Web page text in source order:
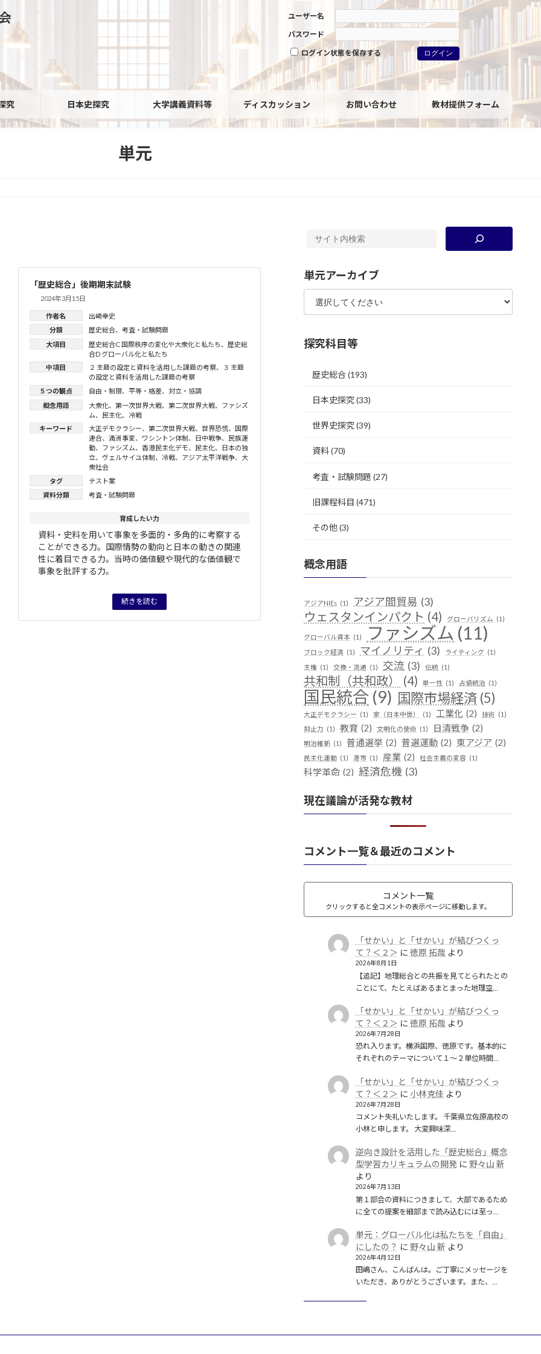
ユーザー名
パスワード
ログイン状態を保存する
究 日本史探究 大学講義資料等 ディスカッション お問い合わせ 教材提供フォーム
単元
「歴史総合」後期期末試験
2024年3月15日
タグ テスト案
作者名 出崎幸史
大項目 歴史総合C 国際秩序の変化や大衆化と私たち、 歴史総
合D グローバル化と私たち
中項目
２ 主題の設定と資料を活用した課題の考察、
３ 主題
の設定と資料を活用した課題の考察
５つの観点
自由・制限、 平等・格差、 対立・協調
概念用語
大衆化、 第一次世界大戦、 第二次世界大戦、 ファシズ
ム、 民主化、 冷戦
キーワード
大正デモクラシー、 第二次世界大戦、 世界恐慌、
国際
連合、 満洲事変、 ワシントン体制 、 日中戦争、
民族運
動、 ファシズム、 香港民主化デモ、 民主化、
日本の独
立、 ヴェルサイユ体制 、 冷戦、 アジア太平洋戦争、 大
衆社会
分類 歴史総合、 考査・試験問題
資料分類 考査・試験問題
続きを読む
育成したい力
資料・史料を用いて事象を多面的・多角的に考察する
ことができる力。国際情勢の動向と日本の動きの関連
性に着目できる力。当時の価値観や現代的な価値観で
事象を批評する力。
単元アーカイブ
探究科目等
歴史総合(193)
日本史探究(33)
世界史探究(39)
資料(70)
考査・試験問題 (27)
旧課程科目 (471)
その他(3)
概念用語
アジアNIEs (1) アジア間貿易 (3)
ウェスタンインパクト (4) グローバリズム (1)
グローバル資本 (1) ファシズム (11)
ブロック経済 (1) マイノリティ (3) ライティング (1)
主権 (1) 交換・流通 (1) 交流 (3) 伝統 (1)
共和制（共和政） (4) 単一性 (1) 占領統治 (1)
国民統合 (9) 国際市場経済 (5)
大正デモクラシー (1) 家（日本中世） (1) 工業化 (2) 技術 (1)
抑止力 (1) 教育 (2) 文明化の使命 (1) 日清戦争 (2)
明治維新 (1) 普通選挙 (2) 普選運動 (2) 東アジア (2)
民主化運動 (1) 港市 (1) 産業 (2) 社会主義の変容 (1)
科学革命 (2) 経済危機 (3)
遊牧民 (1) 都市国家 (1) 開発 (1)
韓国併合 (2)
現在議論が活発な教材
コメント一覧＆最近のコメント
コメント一覧
クリックすると全コメントの表示ページに移動します。
「せかい」と「せかい」が結びつくっ
て？＜２＞ に 徳原 拓哉 より
2026年8月1日
【追記】地理総合との共振を見てとられたとの
ことにて、たとえばあるまとまった地理空…
「せかい」と「せかい」が結びつくっ
て？＜２＞ に 徳原 拓哉 より
2026年7月28日
恐れ入ります。横浜国際、徳原です。基本的に
それぞれのテーマについて１〜２単位時間…
「せかい」と「せかい」が結びつくっ
て？＜２＞ に 小林克佳 より
2026年7月28日
コメント失礼いたします。 千葉県立佐原高校の
小林と申します。 大変興味深…
逆向き設計を活用した「歴史総合」概念
型学習カリキュラムの開発に 野々山 新
より
2026年7月13日
第１部会の資料につきまして、大部であるため
に全ての提案を細部まで読み込むには至っ…
単元：グローバル化は私たちを「自由」
にしたの？ に 野々山 新 より
2026年4月12日
田嶋さん、こんばんは。ご丁寧にメッセージを
いただき、ありがとうございます。また、…